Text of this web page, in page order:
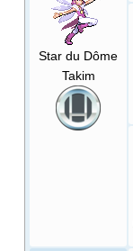
Star du Dôme
Takim